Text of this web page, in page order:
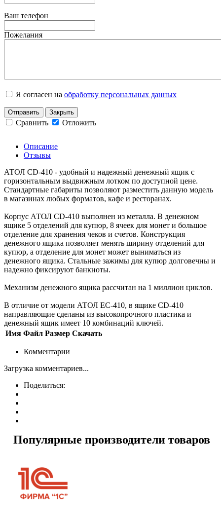
Ваш телефон
Пожелания
Я согласен на обработку персональных данных
Отправить Закрыть
Сравнить Отложить
Описание
Отзывы
АТОЛ CD-410 - удобный и надежный денежный ящик с
горизонтальным выдвижным лотком по доступной цене.
Стандартные габариты позволяют разместить данную модель
в магазинах любых форматов, кафе и ресторанах.
Корпус АТОЛ CD-410 выполнен из металла. В денежном
ящике 5 отделений для купюр, 8 ячеек для монет и большое
отделение для хранения чеков и счетов. Конструкция
денежного ящика позволяет менять ширину отделений для
купюр, а отделение для монет может выниматься из
денежного ящика. Стальные зажимы для купюр долговечны и
надежно фиксируют банкноты.
Механизм денежного ящика рассчитан на 1 миллион циклов.
В отличие от модели АТОЛ EC-410, в ящике CD-410
направляющие сделаны из высокопрочного пластика и
денежный ящик имеет 10 комбинаций ключей.
Имя Файл Размер Скачать
Комментарии
Загрузка комментариев...
Поделиться:
Популярные производители товаров